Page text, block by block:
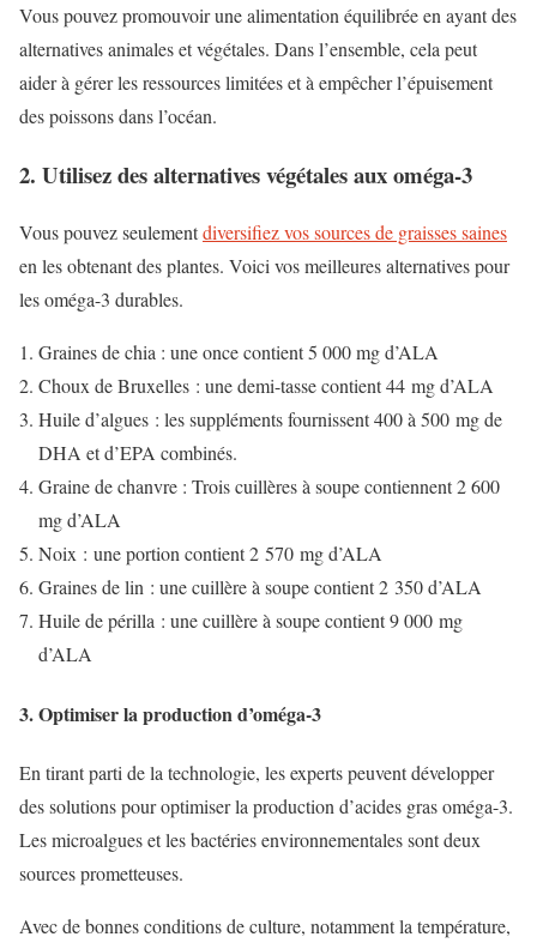
Vous pouvez promouvoir une alimentation équilibrée en ayant des
alternatives animales et végétales. Dans l’ensemble, cela peut
aider à gérer les ressources limitées et à empêcher l’épuisement
des poissons dans l’océan.
2. Utilisez des alternatives végétales aux oméga-3
Vous pouvez seulementdiversifiez vos sources de graisses saines
en les obtenant des plantes. Voici vos meilleures alternatives pour
les oméga-3 durables.
Graines de chia : une once contient 5 000 mg d’ALA
Choux de Bruxelles : une demi-tasse contient 44 mg d’ALA
Huile d’algues : les suppléments fournissent 400 à 500 mg de
DHA et d’EPA combinés.
Graine de chanvre : Trois cuillères à soupe contiennent 2 600
mg d’ALA
Noix : une portion contient 2 570 mg d’ALA
Graines de lin : une cuillère à soupe contient 2 350 d’ALA
Huile de périlla : une cuillère à soupe contient 9 000 mg
d’ALA
3. Optimiser la production d’oméga-3
En tirant parti de la technologie, les experts peuvent développer
des solutions pour optimiser la production d’acides gras oméga-3.
Les microalgues et les bactéries environnementales sont deux
sources prometteuses.
Avec de bonnes conditions de culture, notamment la température,